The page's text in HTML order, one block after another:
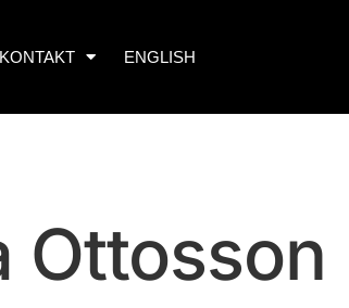
KONTAKT ENGLISH
Ottosson